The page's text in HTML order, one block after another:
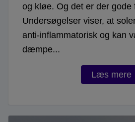
og kløe. Og det er der gode
Undersøgelser viser, at
anti-inflammatorisk og kan
dæmpe...
Læs mere